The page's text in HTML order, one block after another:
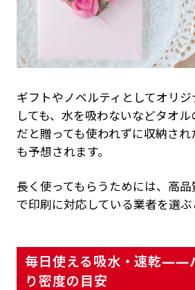
ギフトやノベルティとしてオリ
しても、水を吸わないなどタオ
だと贈っても使われずに収納さ
も予想されます。
長く使ってもらうためには、高
で印刷に対応している業者を選ぶ
毎日使える吸水・速乾——
り密度の目安